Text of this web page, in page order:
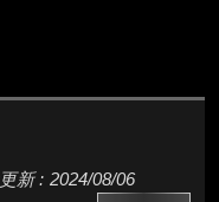
2024/08/06